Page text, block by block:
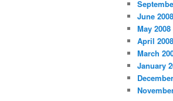
June 2008
May 2008
April 2008
March
January